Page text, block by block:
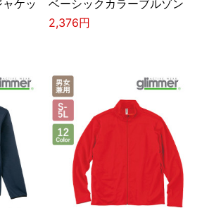
ケッ
ベーシックカラーブルゾン
2,376円